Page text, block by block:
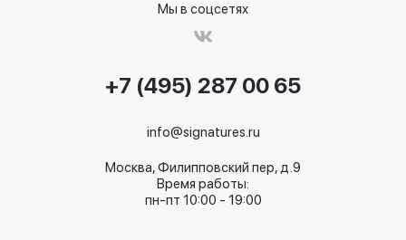
Мы в соцсетях
+7 (495) 287 00 65
info@signatures.ru
Москва, Филипповский пер, д.9
Время работы:
пн-пт 10:00 - 19:00